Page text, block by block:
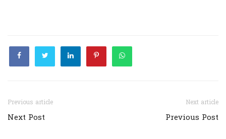
Previous article
Next Post
Next article
Previous Post